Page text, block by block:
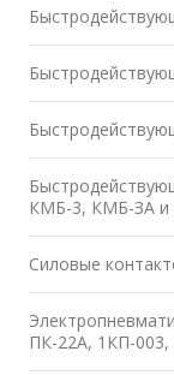
КМБ-3, КМБ-ЗА
Силовые
ПК-22А, 1КП-003,